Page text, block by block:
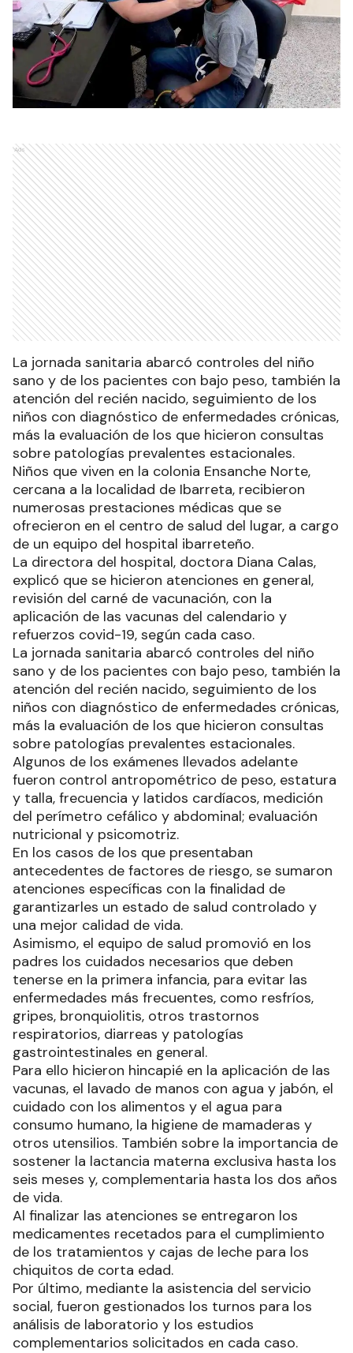
Ads
La jornada sanitaria abarcó controles del niño
sano y de los pacientes con bajo peso, también la
atención del recién nacido, seguimiento de los
niños con diagnóstico de enfermedades crónicas,
más la evaluación de los que hicieron consultas
sobre patologías prevalentes estacionales.
Niños que viven en la colonia Ensanche Norte,
cercana a la localidad de Ibarreta, recibieron
numerosas prestaciones médicas que se
ofrecieron en el centro de salud del lugar, a cargo
de un equipo del hospital ibarreteño.
La directora del hospital, doctora Diana Calas,
explicó que se hicieron atenciones en general,
revisión del carné de vacunación, con la
aplicación de las vacunas del calendario y
refuerzos covid-19, según cada caso.
La jornada sanitaria abarcó controles del niño
sano y de los pacientes con bajo peso, también la
atención del recién nacido, seguimiento de los
niños con diagnóstico de enfermedades crónicas,
más la evaluación de los que hicieron consultas
sobre patologías prevalentes estacionales.
Algunos de los exámenes llevados adelante
fueron control antropométrico de peso, estatura
y talla, frecuencia y latidos cardíacos, medición
del perímetro cefálico y abdominal; evaluación
nutricional y psicomotriz.
En los casos de los que presentaban
antecedentes de factores de riesgo, se sumaron
atenciones específicas con la finalidad de
garantizarles un estado de salud controlado y
una mejor calidad de vida.
Asimismo, el equipo de salud promovió en los
padres los cuidados necesarios que deben
tenerse en la primera infancia, para evitar las
enfermedades más frecuentes, como resfríos,
gripes, bronquiolitis, otros trastornos
respiratorios, diarreas y patologías
gastrointestinales en general.
Para ello hicieron hincapié en la aplicación de las
vacunas, el lavado de manos con agua y jabón, el
cuidado con los alimentos y el agua para
consumo humano, la higiene de mamaderas y
otros utensilios. También sobre la importancia de
sostener la lactancia materna exclusiva hasta los
seis meses y, complementaria hasta los dos años
de vida.
Al finalizar las atenciones se entregaron los
medicamentes recetados para el cumplimiento
de los tratamientos y cajas de leche para los
chiquitos de corta edad.
Por último, mediante la asistencia del servicio
social, fueron gestionados los turnos para los
análisis de laboratorio y los estudios
complementarios solicitados en cada caso.